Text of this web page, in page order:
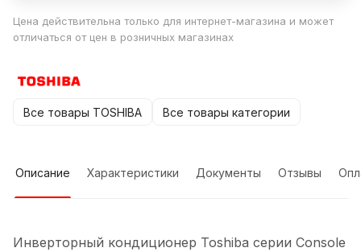
Цена действительна только для интернет-магазина и может
отличаться от цен в розничных магазинах
Все товары TOSHIBA Все товары категории
Описание Характеристики Документы Отзывы
Инверторный кондиционер Toshiba серии Console